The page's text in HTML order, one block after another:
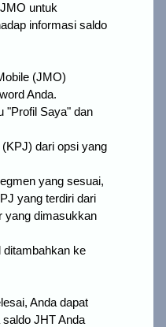
untuk
informasi saldo
(JMO)
Anda.
"Profil Saya" dan
(KPJ) dari opsi yang
yang sesuai,
yang terdiri dari
yang dimasukkan
ditambahkan ke
Anda dapat
JHT Anda